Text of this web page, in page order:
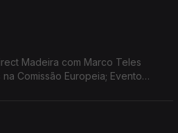
Madeira com Marco Teles
Comissão Europeia; Evento